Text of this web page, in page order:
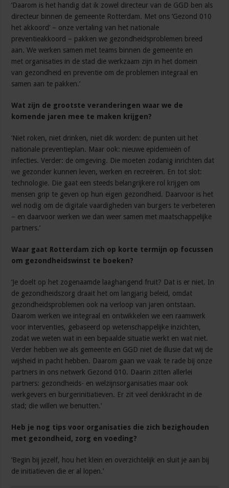
‘Daarom is het handig dat ik zowel directeur van de GGD ben als
directeur binnen de gemeente Rotterdam. Met ons ‘Gezond 010
het akkoord’ – onze vertaling van het nationale
preventieakkoord – pakken we gezondheidsproblemen breed
aan. We werken samen met teams binnen de gemeente en
met organisaties in de stad die werkzaam zijn in het domein
van gezondheid en preventie om de problemen integraal en
samen aan te pakken.’
Wat zijn de grootste veranderingen waar we de
komende jaren mee te maken krijgen?
‘Niet roken, niet drinken, niet dik worden: de punten uit het
nationale preventieplan. Maar ook: nieuwe epidemieën of
infecties. Verder: de omgeving. Die moeten zodanig inrichten dat
we gezonder kunnen leven, werken en recreëren. En tot slot:
technologie. Die gaat een steeds belangrijkere rol krijgen om
mensen grip te geven op hun eigen gezondheid. Daarvoor is het
wel nodig om de digitale vaardigheden van burgers te verbeteren
– en daarvoor werken we dan weer samen met maatschappelijke
partners.’
Waar gaat Rotterdam zich op korte termijn op focussen
om gezondheidswinst te boeken?
‘Je doelt op het zogenaamde laaghangend fruit? Dat is er niet. In
de gezondheidszorg draait het om langjarig beleid, omdat
gezondheidsproblemen ook na verloop van jaren ontstaan.
Daarom werken we integraal en ontwikkelen we een raamwerk
voor interventies, gebaseerd op wetenschappelijke inzichten,
zodat we weten wat in een bepaalde situatie werkt en wat niet.
Verder hebben we als gemeente en GGD niet de illusie dat wij de
wijsheid in pacht hebben. Daarom gaan we vaak te rade bij onze
partners in ons netwerk Gezond 010. Daarin zitten allerlei
partners: gezondheids- en welzijnsorganisaties maar ook
werkgevers en burgerinitiatieven. Er zit veel denkkracht in de
stad; die willen we benutten.’
Heb je nog tips voor organisaties die zich bezighouden
met gezondheid, zorg en voeding?
‘Begin bij jezelf, hou het klein en overzichtelijk en sluit je aan bij
de initiatieven die er al lopen.’